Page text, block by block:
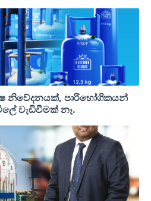
නිවේදනයක්, පාරිභෝගිකයන්
වැඩිවීමක් නෑ.